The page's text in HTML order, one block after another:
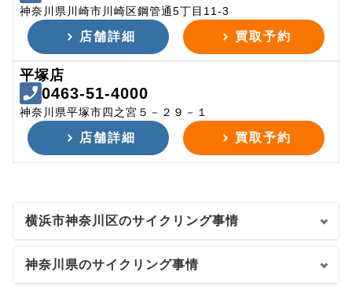
神奈川県川崎市川崎区鋼管通5丁目11-3
店舗詳細 買取予約
平塚店
0463-51-4000
神奈川県平塚市四之宮５－２９－１
店舗詳細 買取予約
横浜市神奈川区のサイクリング事情
神奈川県のサイクリング事情